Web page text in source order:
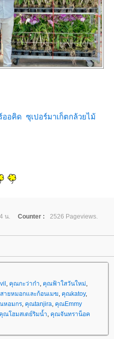
อคิด ซุเปอร์มาเก็ตกล้วยไม้
น. Counter :
2526 Pageviews.
คุณกะว่าก๋า คุณฟ้าใสวันใหม่
ายหมอกและก้อนเมฆ คุณkatoy,
หอมกร คุณtanjira คุณEmmy
คุณโฮมสเตย์ริมน้ำ คุณจันทราน็อค